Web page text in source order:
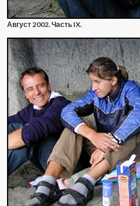
Август 2002. Часть IX.